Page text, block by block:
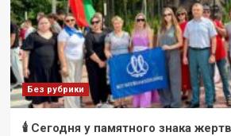
Без рубрики
🕯 Сегодня у памятного знака